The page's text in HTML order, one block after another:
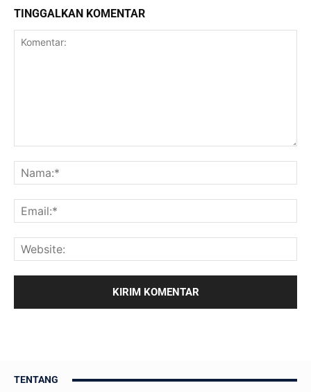
TINGGALKAN KOMENTAR
TENTANG